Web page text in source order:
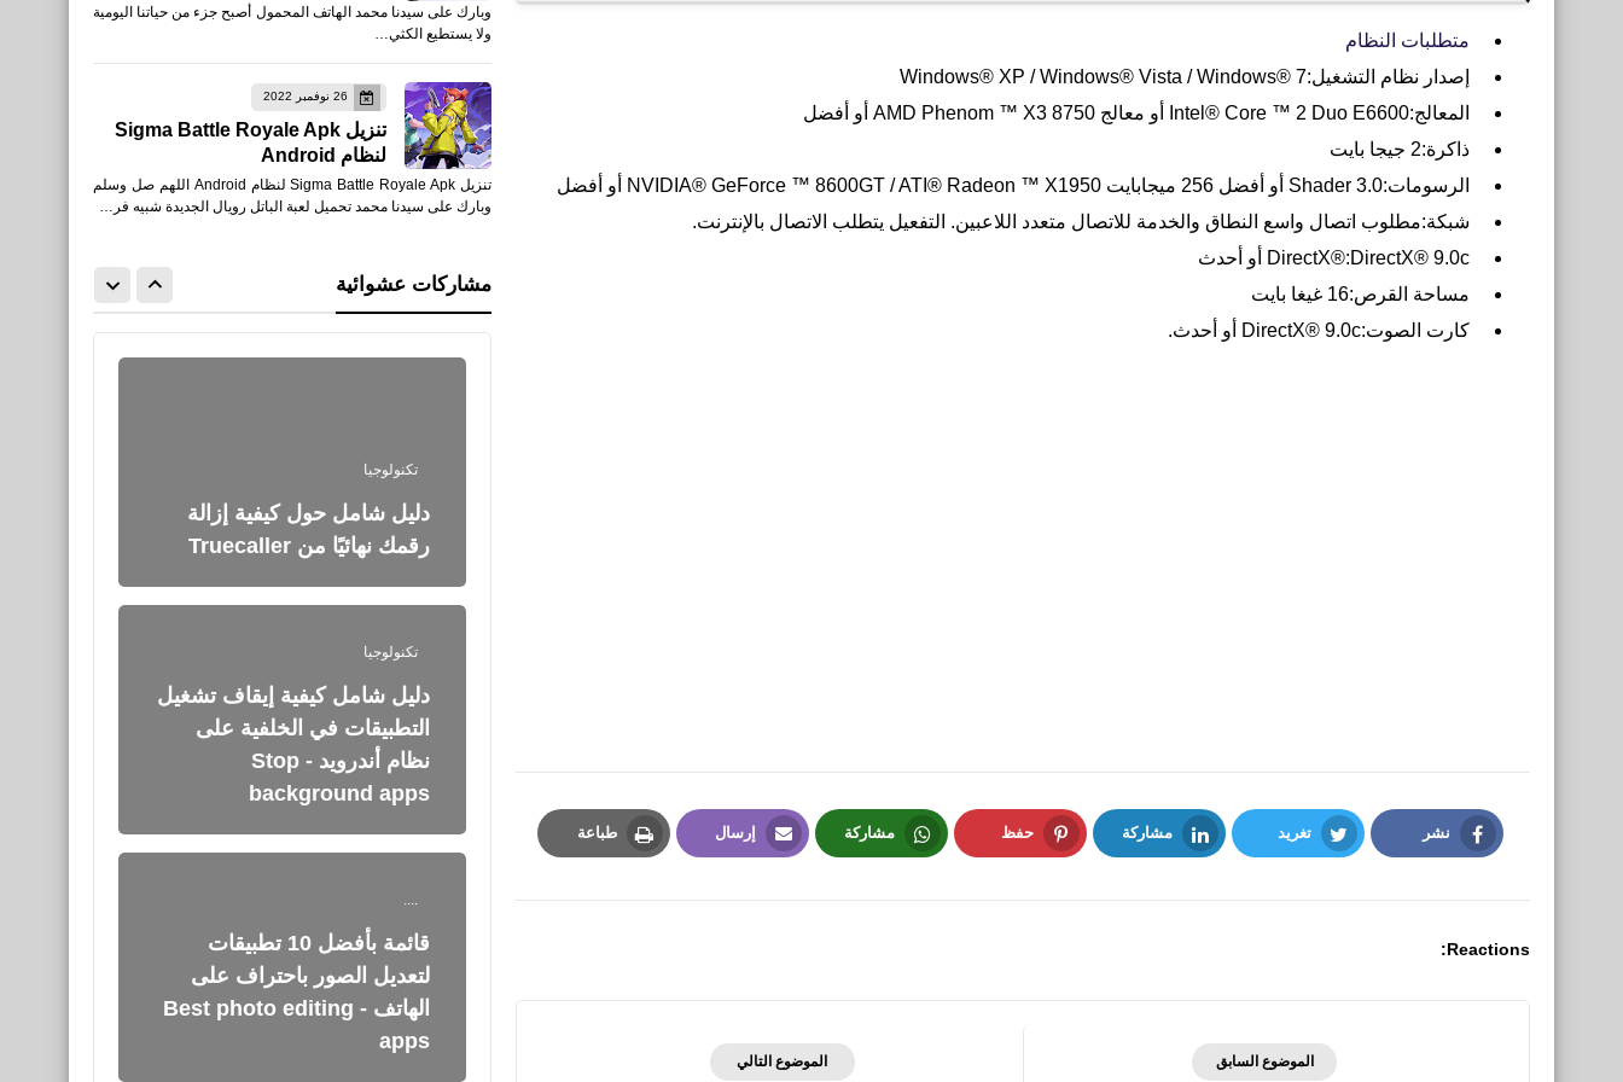
متطلبات النظام
إصدار نظام التشغيل:Windows® XP / Windows® Vista / Windows® 7
المعالج:Intel® Core ™ 2 Duo E6600 أو معالج AMD Phenom ™ X3 8750 أو أفضل
ذاكرة:2 جيجا بايت
الرسومات:Shader 3.0 أو أفضل 256 ميجابايت NVIDIA® GeForce ™ 8600GT / ATI® Radeon ™ X1950 أو أفضل
شبكة:مطلوب اتصال واسع النطاق والخدمة للاتصال متعدد اللاعبين. التفعيل يتطلب الاتصال بالإنترنت.
DirectX®:DirectX® 9.0c أو أحدث
مساحة القرص:16 غيغا بايت
كارت الصوت:DirectX® 9.0c أو أحدث.
نشر تغريد مشاركة حفظ مشاركة إرسال طباعة
Reactions:
الموضوع التالي الموضوع السابق
وبارك على سيدنا محمد الهاتف المحمول أصبح جزء من حياتنا اليومية
ولا يستطيع الكثي…
26 نوفمبر 2022
تنزيل Sigma Battle Royale Apk
لنظام Android
تنزيل Sigma Battle Royale Apk لنظام Android اللهم صل وسلم
وبارك على سيدنا محمد تحميل لعبة الباتل رويال الجديدة شبيه فر…
مشاركات عشوائية
تيك توك، تويتر Content
creation
لتحسين الإنتاجية لتعزيز عملك
تكنولوجيا
دليل شامل حول كيفية إزالة
رقمك نهائيًا من Truecaller
تكنولوجيا
دليل شامل كيفية إيقاف تشغيل
التطبيقات في الخلفية على
نظام أندرويد - Stop
background apps
قائمة بأفضل 10 تطبيقات
لتعديل الصور باحتراف على
الهاتف - Best photo editing
apps